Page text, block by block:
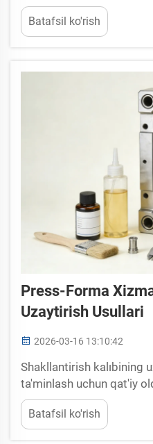
chiqarish jarayoni — bir
ishlab chiqarish uchun
maxsus loyihalangan
Batafsil ko'rish
Press-Forma
Uzaytirish Usullari
2026-03-16 13:10:42
Shakllantirish kalıbining
ta'minlash uchun qat'iy
etish. Rejalashtirilgan
tekshirish protokollari.
ventilyatsiya teshigicha
Batafsil ko'rish